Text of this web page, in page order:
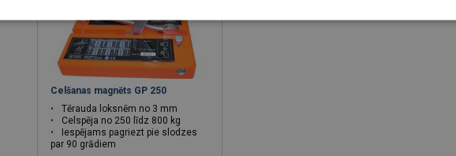
Celšanas magnēts GP 250
Tērauda loksnēm no 3 mm
Celspēja no 250 līdz 800 kg
Iespējams pagriezt pie slodzes
par 90 grādiem